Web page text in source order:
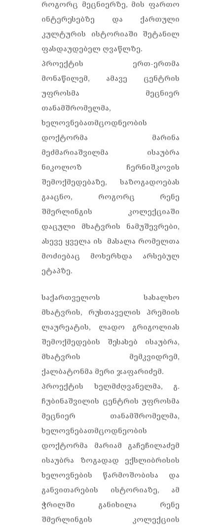
როგორც მეცნიერზე, მის ფართო
ინტერესებზე და ქართული
კულტურის ისტორიაში შეტანილ
ფასდაუდებელ ღვაწლზე.
პროექტის ერთ-ერთმა
მონაწილემ, ამავე ცენტრის
უფროსმა მეცნიერ
თანამშრომელმა,
ხელოვნებათმცოდნეობის
დოქტორმა მარინა
მეძმარიაშვილმა ისაუბრა
ნიკოლოზ ჩერნიშკოვის
შემოქმედებაზე, საზოგადოებას
გააცნო, როგორც რენე
შმერლინგის კოლექციაში
დაცული მხატვრის ნამუშევრები,
ასევე ყველა ის მასალა რომელთა
მოძიებაც მოხერხდა არსებულ
ეტაპზე.
საქართველოს სახალხო
მხატვრის, რუსთაველის პრემიის
ლაურეატის, ლადო გრიგოლიას
შემოქმედების შესახებ ისაუბრა,
მხატვრის მემკვიდრემ,
ქალბატონმა მერი ჯაფარიძემ.
პროექტის ხელმძღვანელმა, გ.
ჩუბინაშვილის ცენტრის უფროსმა
მეცნიერ თანამშრომელმა,
ხელოვნებათმცოდნეობის
დოქტორმა მარიამ გაჩეჩილაძემ
ისაუბრა ზოგადად ექსლიბრისის
ხელოვნების წარმოშობისა და
განვითარების ისტორიაზე, ამ
ჭრილში განიხილა რენე
შმერლინგის კოლექციის